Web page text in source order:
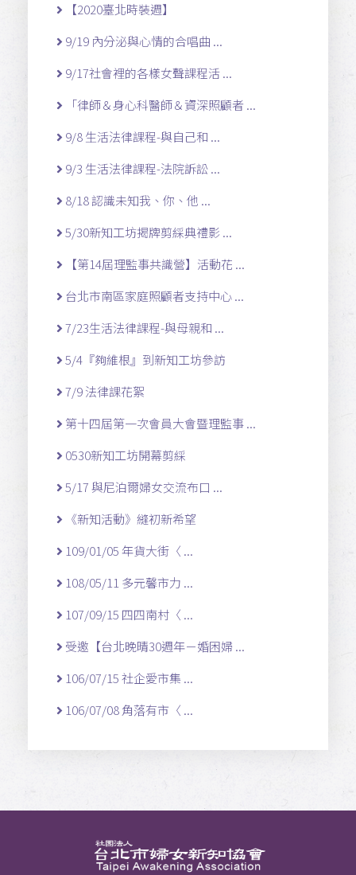
【2020臺北時裝週】
9/19 內分泌與心情的合唱曲 ...
9/17社會裡的各樣女聲課程活 ...
「律師＆身心科醫師＆資深照顧者 ...
9/8 生活法律課程-與自己和 ...
9/3 生活法律課程-法院訴訟 ...
8/18 認識未知我、你、他 ...
5/30新知工坊揭牌剪綵典禮影 ...
【第14屆理監事共識營】活動花 ...
台北市南區家庭照顧者支持中心 ...
7/23生活法律課程-與母親和 ...
5/4『夠維根』到新知工坊參訪
7/9 法律課花絮
第十四屆第一次會員大會暨理監事 ...
0530新知工坊開幕剪綵
5/17 與尼泊爾婦女交流布口 ...
《新知活動》縫初新希望
109/01/05 年貨大街〈 ...
108/05/11 多元馨市力 ...
107/09/15 四四南村〈 ...
受邀【台北晚晴30週年－婚困婦 ...
106/07/15 社企愛市集 ...
106/07/08 角落有市〈 ...